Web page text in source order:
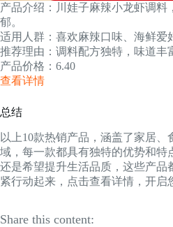
产品介绍：川娃子麻辣小龙虾调料
郁。
适用人群：喜欢麻辣口味、海鲜爱
推荐理由：调料配方独特，味道丰
产品价格：6.40
查看详情
总结
以上10款热销产品，涵盖了家居
域，每一款都具有独特的优势和特
还是希望提升生活品质，这些产品
紧行动起来，点击查看详情，开启
Share this content: